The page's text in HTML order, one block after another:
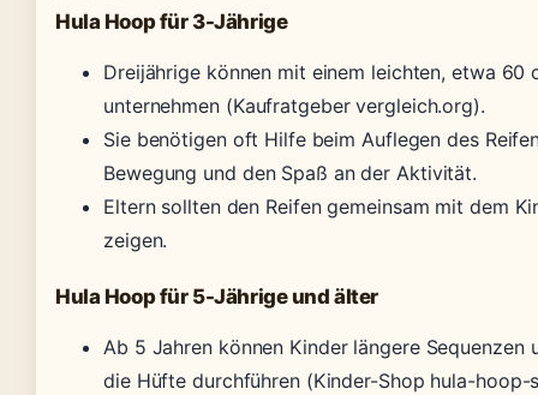
Hula Hoop für 3-Jährige
Dreijährige können mit einem leichten, etwa 60
unternehmen (Kaufratgeber vergleich.org).
Sie benötigen oft Hilfe beim Auflegen des
Bewegung und den Spaß an der Aktivität.
Eltern sollten den Reifen gemeinsam mit dem
zeigen.
Hula Hoop für 5-Jährige und älter
Ab 5 Jahren können Kinder längere Sequenzen
die Hüfte durchführen (Kinder-Shop hula-hoop-